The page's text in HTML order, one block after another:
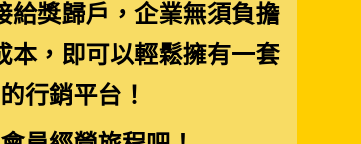
給獎歸戶，企業無須負擔
本，即可以輕鬆擁有一套
行銷平台！